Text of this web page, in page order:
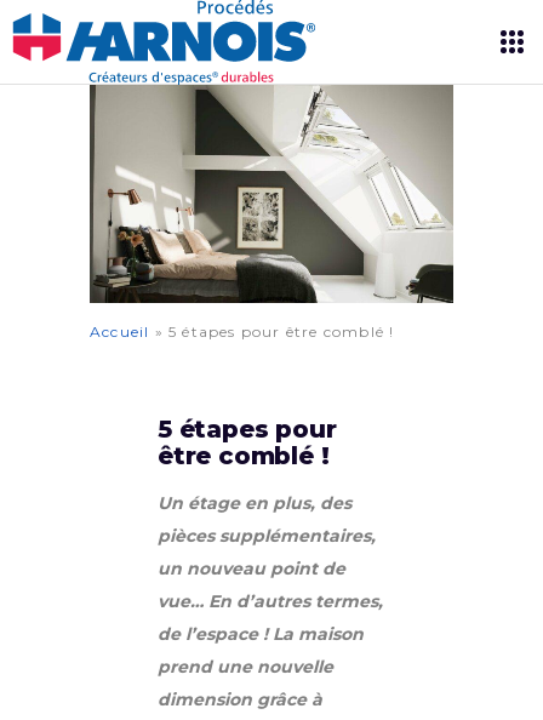
Accueil »5 étapes pour être comblé !
5 étapes pour
être comblé !
Un étage en plus, des
pièces supplémentaires,
un nouveau point de
vue… En d’autres termes,
de l’espace ! La maison
prend une nouvelle
dimension grâce à